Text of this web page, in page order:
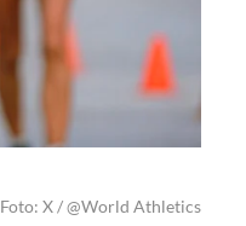
Foto: X / @World Athletics